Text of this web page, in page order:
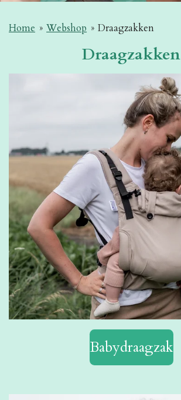
Home » Webshop » Draagzakken
Draagzakken
Babydraagzak